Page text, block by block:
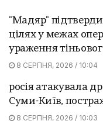
"Мадяр"
цілях у межах
ураження
8 СЕРПНЯ, 2026 / 10:04
росія атакувала
Суми-Київ,
8 СЕРПНЯ, 2026 / 10:03